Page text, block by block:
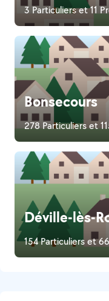
3 Particuliers et 11
Bonsecours
278 Particuliers et
Déville-lès-
154 Particuliers et